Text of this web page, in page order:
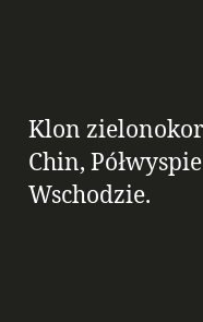
Klon
Chin,
Wschodzie.